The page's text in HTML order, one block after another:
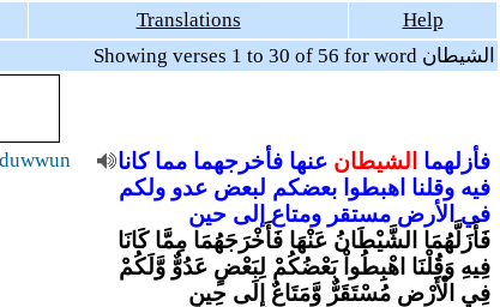
Translations
Help
Showing verses 1 to 30 of 56 for word الشيطان
فأزلهما الشيطان عنها فأخرجهما مما كانا
فيه وقلنا اهبطوا بعضكم لبعض عدو ولكم
في الأرض مستقر ومتاع إلى حين
فَأَزَلَّهُمَا الشَّيْطَانُ عَنْهَا فَأَخْرَجَهُمَا مِمَّا كَانَا
فِيهِ وَقُلْنَا اهْبِطُواْ بَعْضُكُمْ لِبَعْضٍ عَدُوٌّ وَّلَكُمْ
فِي الْأَرْضِ مُسْتَقَرٌّ وَّمَتَاعٌ إِلَى حِينٍ